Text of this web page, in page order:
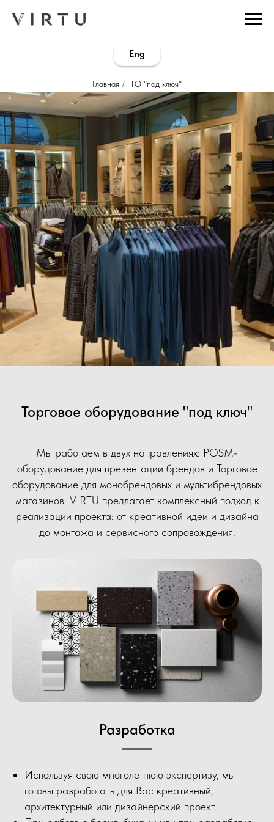
Eng
Главная / ТО "под ключ"
Торговое оборудование "под ключ"
Мы работаем в двух направлениях: POSM-
оборудование для презентации брендов и Торговое
оборудование для монобрендовых и мультибрендовых
магазинов. VIRTU предлагает комплексный подход к
реализации проекта: от креативной идеи и дизайна
до монтажа и сервисного сопровождения.
Разработка
Используя свою многолетнюю экспертизу, мы
готовы разработать для Вас креативный,
архитектурный или дизайнерский проект.